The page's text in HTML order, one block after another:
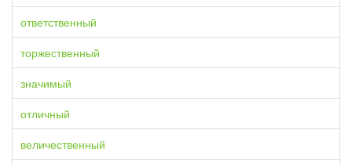
ответственный
торжественный
значимый
отличный
величественный